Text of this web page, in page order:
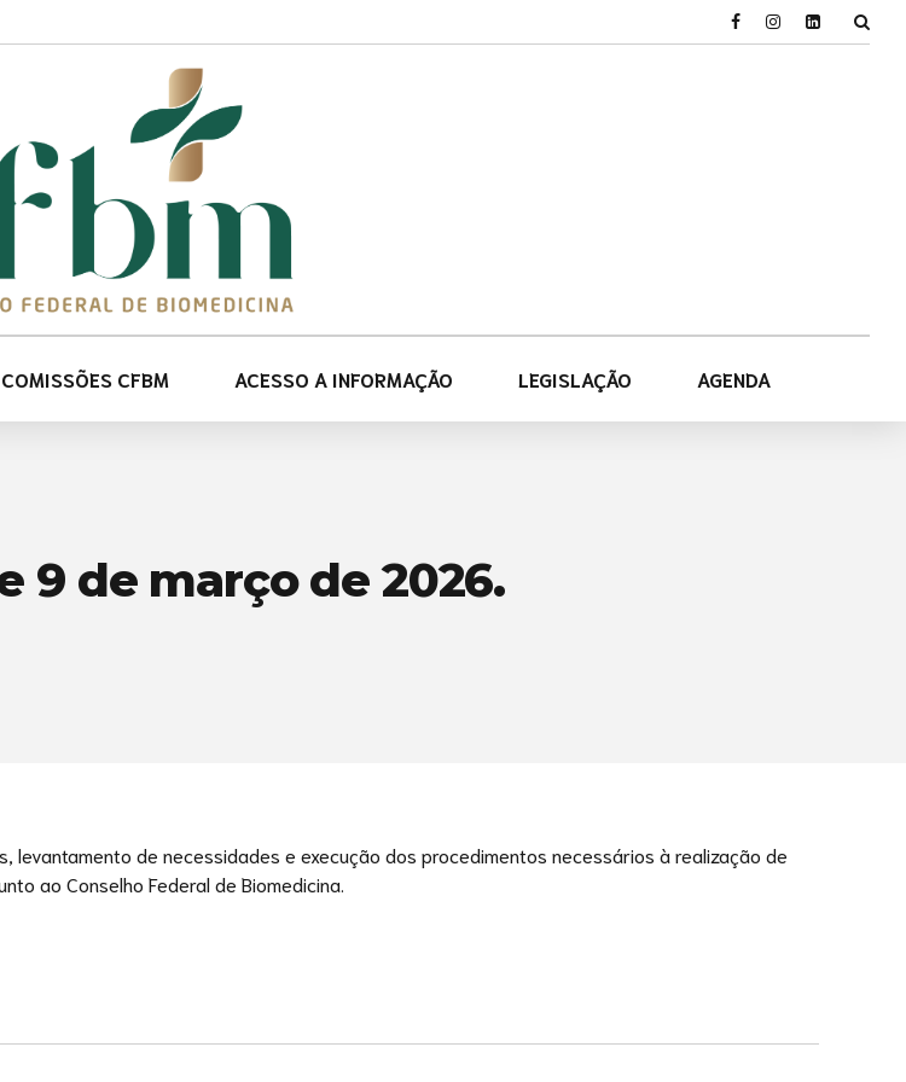
COMISSÕES CFBM ACESSO A INFORMAÇÃO LEGISLAÇÃO AGENDA
9 de março de 2026.
de necessidades e execução dos procedimentos necessários à realização de
ao Conselho Federal de Biomedicina.